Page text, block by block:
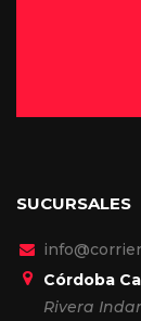
SUCURSALES
Córdoba
Rivera